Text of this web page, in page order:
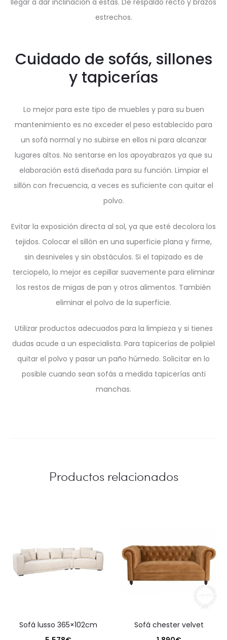
llegar a dar inclinación a estas. De respaldo recto y brazos
estrechos.
Cuidado de sofás, sillones
y tapicerías
Lo mejor para este tipo de muebles y para su buen
mantenimiento es no exceder el peso establecido para
un sofá normal y no subirse en ellos ni para alcanzar
lugares altos. No sentarse en los apoyabrazos ya que su
elaboración está diseñada para su función. Limpiar el
sillón con frecuencia, a veces es suficiente con quitar el
polvo.
Evitar la exposición directa al sol, ya que esté decolora los
tejidos. Colocar el sillón en una superficie plana y firme,
sin desniveles y sin obstáculos. Si el tapizado es de
terciopelo, lo mejor es cepillar suavemente para eliminar
los restos de migas de pan y otros alimentos. También
eliminar el polvo de la superficie.
Utilizar productos adecuados para la limpieza y si tienes
dudas acude a un especialista. Para tapicerías de polipiel
quitar el polvo y pasar un paño húmedo. Solicitar en lo
posible cuando sean sofás a medida tapicerías anti
manchas.
Productos relacionados
sofá lusso 365×102cm
sofá chester velvet